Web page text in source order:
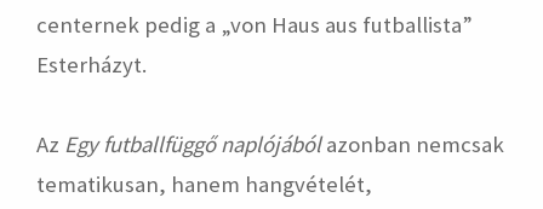
centernek pedig a „von Haus aus futballista”
Esterházyt.
Az Egy futballfüggő naplójábólazonban nemcsak
tematikusan, hanem hangvételét,